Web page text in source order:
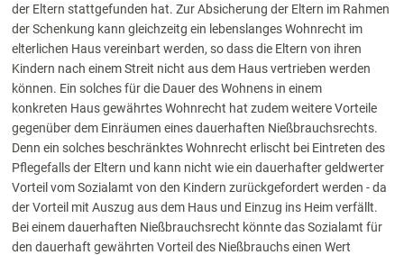
der Eltern stattgefunden hat. Zur Absicherung der Eltern im Rahmen
der Schenkung kann gleichzeitg ein lebenslanges Wohnrecht im
elterlichen Haus vereinbart werden, so dass die Eltern von ihren
Kindern nach einem Streit nicht aus dem Haus vertrieben werden
können. Ein solches für die Dauer des Wohnens in einem
konkreten Haus gewährtes Wohnrecht hat zudem weitere Vorteile
gegenüber dem Einräumen eines dauerhaften Nießbrauchsrechts.
Denn ein solches beschränktes Wohnrecht erlischt bei Eintreten des
Pflegefalls der Eltern und kann nicht wie ein dauerhafter geldwerter
Vorteil vom Sozialamt von den Kindern zurückgefordert werden - da
der Vorteil mit Auszug aus dem Haus und Einzug ins Heim verfällt.
Bei einem dauerhaften Nießbrauchsrecht könnte das Sozialamt für
den dauerhaft gewährten Vorteil des Nießbrauchs einen Wert